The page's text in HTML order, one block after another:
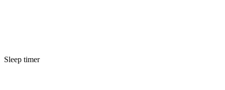
Sleep timer